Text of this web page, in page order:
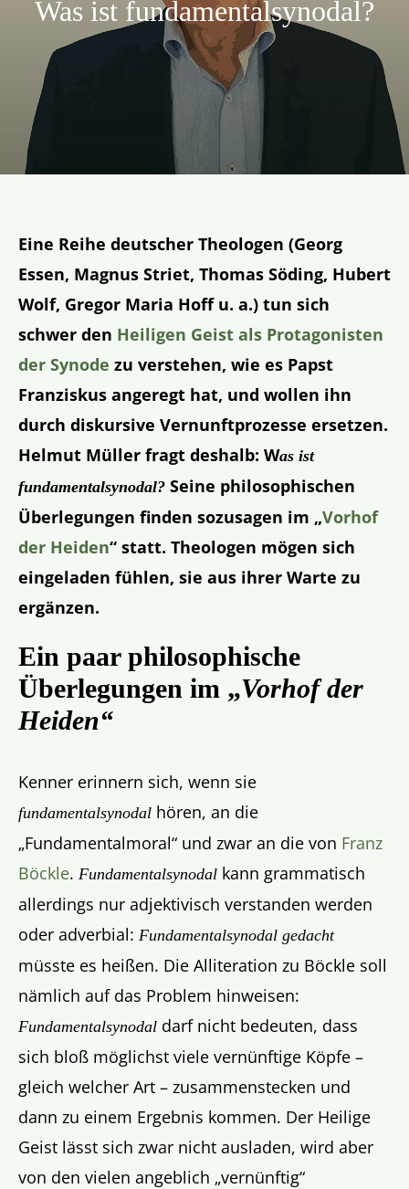
Veröffentlichungen
Was ist fundamental­synodal?
Eine Reihe deutscher Theologen (Georg
Essen, Magnus Striet, Thomas Söding, Hubert
Wolf, Gregor Maria Hoff u. a.) tun sich
schwer den Heiligen Geist als Protagonisten
der Synode zu verstehen, wie es Papst
Franziskus angeregt hat, und wollen ihn
durch diskursive Vernunftprozesse ersetzen.
Helmut Müller fragt deshalb: Was ist
fundamentalsynodal? Seine philosophischen
Überlegungen finden sozusagen im „Vorhof
der Heiden“ statt. Theologen mögen sich
eingeladen fühlen, sie aus ihrer Warte zu
ergänzen.
Ein paar philosophische
Überlegungen im „Vorhof der
Heiden“
Kenner erinnern sich, wenn sie
fundamentalsynodal hören, an die
„Fundamentalmoral“ und zwar an die von Franz
Böckle. Fundamentalsynodal kann grammatisch
allerdings nur adjektivisch verstanden werden
oder adverbial: Fundamentalsynodal gedacht
müsste es heißen. Die Alliteration zu Böckle soll
nämlich auf das Problem hinweisen:
Fundamentalsynodal darf nicht bedeuten, dass
sich bloß möglichst viele vernünftige Köpfe –
gleich welcher Art – zusammenstecken und
dann zu einem Ergebnis kommen. Der Heilige
Geist lässt sich zwar nicht ausladen, wird aber
von den vielen angeblich „vernünftig“